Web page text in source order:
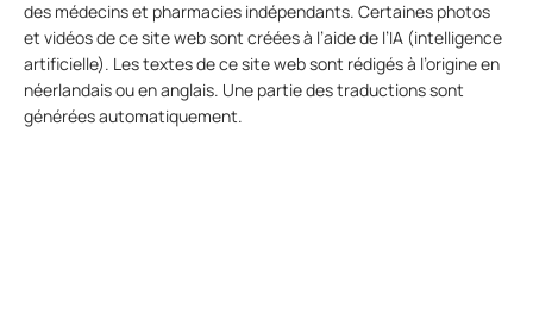
des médecins et pharmacies indépendants. Certaines photos
et vidéos de ce site web sont créées à l’aide de l’IA (intelligence
artificielle). Les textes de ce site web sont rédigés à l’origine en
néerlandais ou en anglais. Une partie des traductions sont
générées automatiquement.